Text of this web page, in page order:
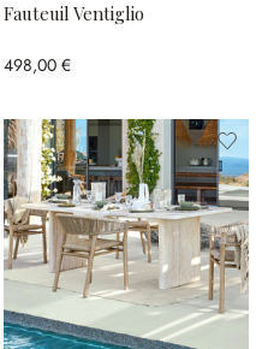
Fauteuil Ventiglio
498,00 €